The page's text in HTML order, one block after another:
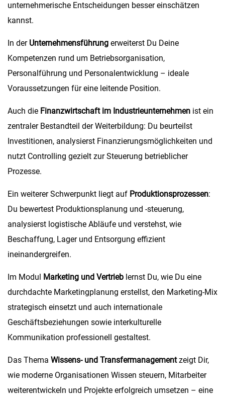
unternehmerische Entscheidungen besser einschätzen
kannst.
In der Unternehmensführung erweiterst Du Deine
Kompetenzen rund um Betriebsorganisation,
Personalführung und Personalentwicklung – ideale
Voraussetzungen für eine leitende Position.
Auch die Finanzwirtschaft im Industrieunternehmen ist ein
zentraler Bestandteil der Weiterbildung: Du beurteilst
Investitionen, analysierst Finanzierungsmöglichkeiten und
nutzt Controlling gezielt zur Steuerung betrieblicher
Prozesse.
Ein weiterer Schwerpunkt liegt auf Produktionsprozessen:
Du bewertest Produktionsplanung und -steuerung,
analysierst logistische Abläufe und verstehst, wie
Beschaffung, Lager und Entsorgung effizient
ineinandergreifen.
Im Modul Marketing und Vertrieb lernst Du, wie Du eine
durchdachte Marketingplanung erstellst, den Marketing-Mix
strategisch einsetzt und auch internationale
Geschäftsbeziehungen sowie interkulturelle
Kommunikation professionell gestaltest.
Das Thema Wissens- und Transfermanagementzeigt Dir,
wie moderne Organisationen Wissen steuern, Mitarbeiter
weiterentwickeln und Projekte erfolgreich umsetzen – eine